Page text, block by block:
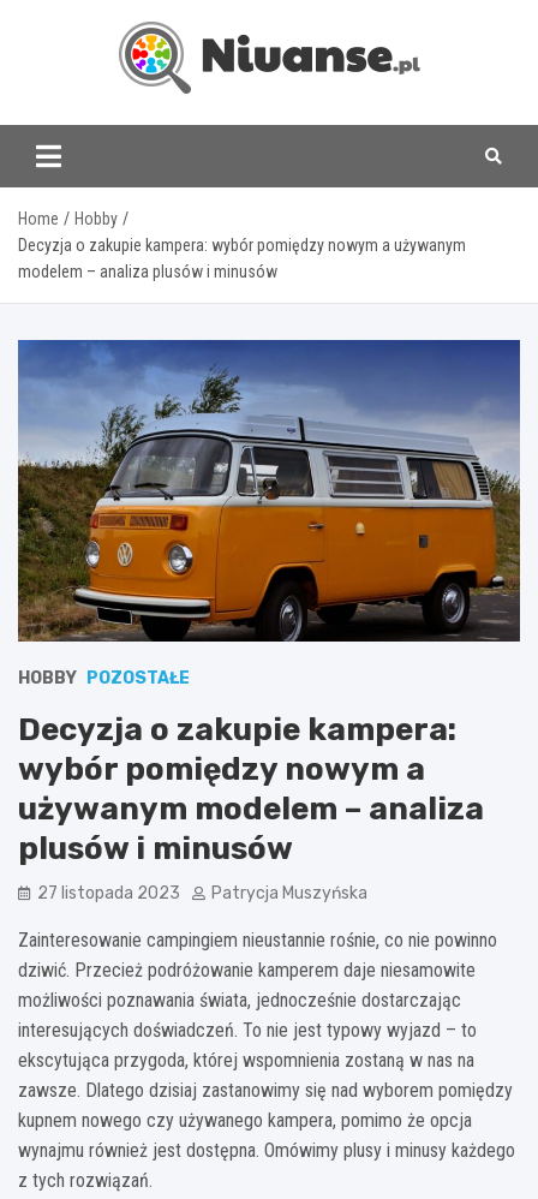
www.niuanse.pl
Home
Hobby
Decyzja o zakupie kampera: wybór pomiędzy nowym a używanym
modelem – analiza plusów i minusów
HOBBY POZOSTAŁE
Decyzja o zakupie kampera:
wybór pomiędzy nowym a
używanym modelem – analiza
plusów i minusów
27 listopada 2023 Patrycja Muszyńska
Zainteresowanie campingiem nieustannie rośnie, co nie powinno
dziwić. Przecież podróżowanie kamperem daje niesamowite
możliwości poznawania świata, jednocześnie dostarczając
interesujących doświadczeń. To nie jest typowy wyjazd – to
ekscytująca przygoda, której wspomnienia zostaną w nas na
zawsze. Dlatego dzisiaj zastanowimy się nad wyborem pomiędzy
kupnem nowego czy używanego kampera, pomimo że opcja
wynajmu również jest dostępna. Omówimy plusy i minusy każdego
z tych rozwiązań.